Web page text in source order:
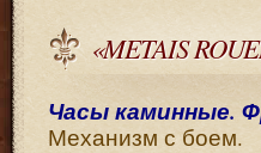
«METAIS
Часы каминные.
Механизм с боем.